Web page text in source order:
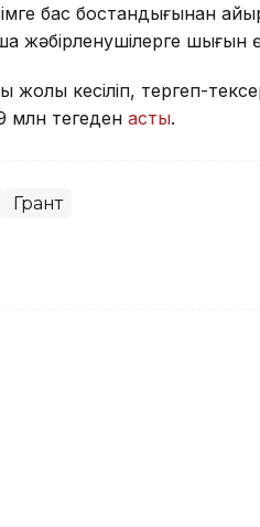
бас бостандығынан
шығын
кесіліп, тергеп-
млн теңгеден асты.
Грант